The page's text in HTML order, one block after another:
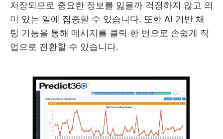
저장되므로 중요한 정보를 잃을까 걱정하지 않고 의
미 있는 일에 집중할 수 있습니다. 또한 AI 기반 채
팅 기능을 통해 메시지를 클릭 한 번으로 손쉽게 작
업으로 전환할 수 있습니다.